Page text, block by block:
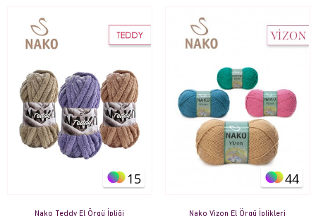
15
Nako Teddy El Örgü İpliği
44
Nako Vizon El Örgü İplikleri